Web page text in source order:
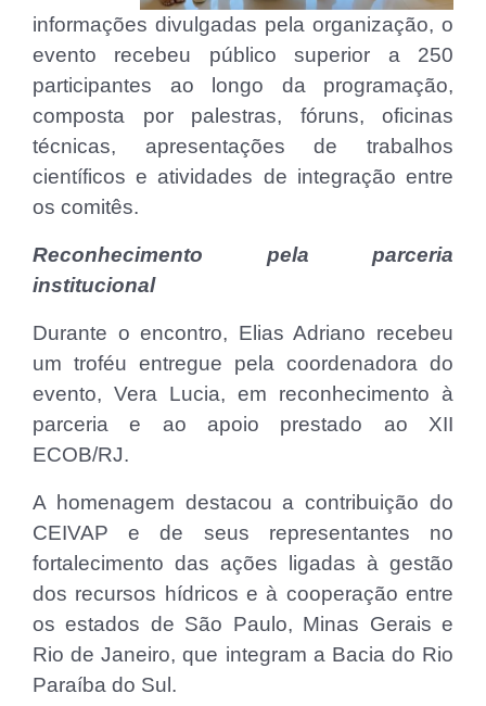
informações divulgadas pela organização, o
evento recebeu público superior a 250
participantes ao longo da programação,
composta por palestras, fóruns, oficinas
técnicas, apresentações de trabalhos
científicos e atividades de integração entre
os comitês.
Reconhecimento pela parceria
institucional
Durante o encontro, Elias Adriano recebeu
um troféu entregue pela coordenadora do
evento, Vera Lucia, em reconhecimento à
parceria e ao apoio prestado ao XII
ECOB/RJ.
A homenagem destacou a contribuição do
CEIVAP e de seus representantes no
fortalecimento das ações ligadas à gestão
dos recursos hídricos e à cooperação entre
os estados de São Paulo, Minas Gerais e
Rio de Janeiro, que integram a Bacia do Rio
Paraíba do Sul.